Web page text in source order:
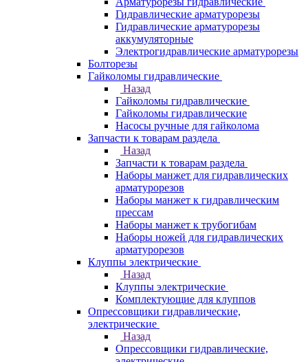
Гидравлические арматурорезы
Гидравлические арматурорезы
аккумуляторные
Электрогидравлические арматурорезы
Болторезы
Гайколомы гидравлические
Назад
Гайколомы гидравлические
Гайколомы гидравлические
Насосы ручные для гайколома
Запчасти к товарам раздела
Назад
Запчасти к товарам раздела
Наборы манжет для гидравлических
арматурорезов
Наборы манжет к гидравлическим
прессам
Наборы манжет к трубогибам
Наборы ножей для гидравлических
арматурорезов
Клуппы электрические
Назад
Клуппы электрические
Комплектующие для клуппов
Опрессовщики гидравлические,
электрические
Назад
Опрессовщики гидравлические,